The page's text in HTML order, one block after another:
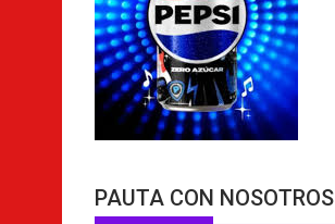
PAUTA CON NOSOTROS